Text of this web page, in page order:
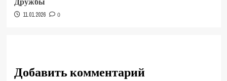
11.01.2026 0
Добавить комментарий